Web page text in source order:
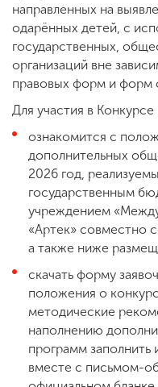
направленных на
одарённых детей, с
государственных,
организаций вне
правовых форм и форм
Для участия в
ознакомится с
дополнительных
2026 год,
государственным
учреждением
«Артек» совместно
а также ниже
скачать форму
положения о
методические
наполнению
программ заполнить
вместе с письмом-